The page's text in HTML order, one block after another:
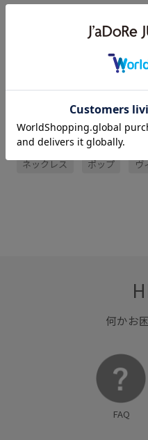
サイズ・素材・お手入れ
関連タグ
ネックレス ポップ ヴ
何かお
FAQ